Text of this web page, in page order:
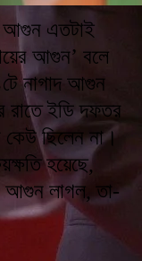
আগুন এতটাই
আগুন’ বলে
নাগাদ আগুন
রাতে ইডি দফতর
কেউ ছিলেন না।
হয়েছে,
আগুন লাগল, তা-